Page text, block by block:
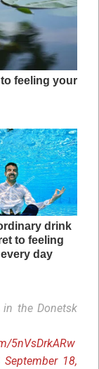
the Donetsk
5nVsDrkARw
September 18,